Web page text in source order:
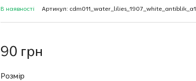
В наявності Артикул: cdm011_water_lilies_1907_white_antiblik_a1
90 грн
Розмір